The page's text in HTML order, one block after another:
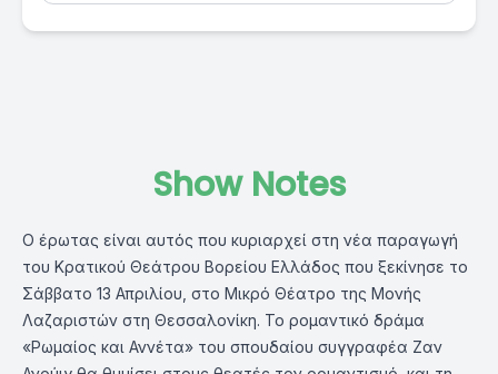
Show Notes
Ο έρωτας είναι αυτός που κυριαρχεί στη νέα παραγωγή
του Κρατικού Θεάτρου Βορείου Ελλάδος που ξεκίνησε το
Σάββατο 13 Απριλίου, στο Μικρό Θέατρο της Μονής
Λαζαριστών στη Θεσσαλονίκη. Το ρομαντικό δράμα
«Ρωμαίος και Αννέτα» του σπουδαίου συγγραφέα Ζαν